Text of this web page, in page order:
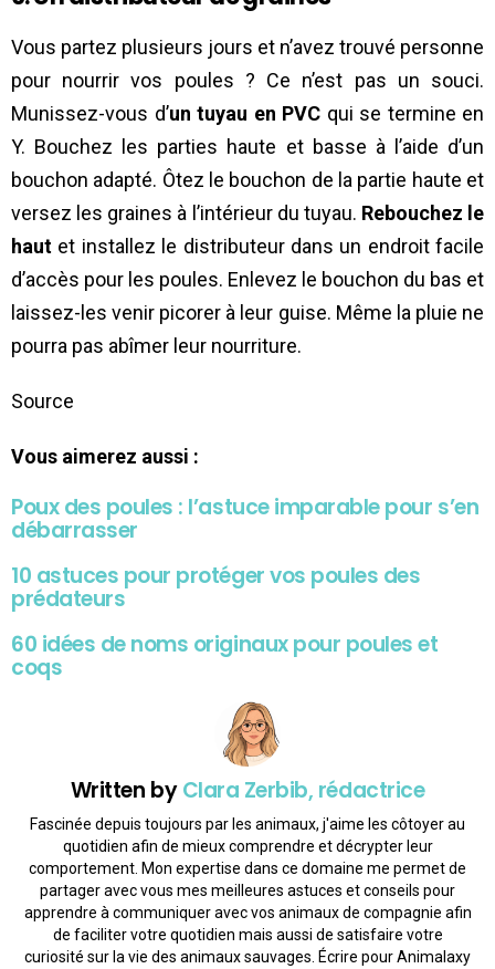
Vous partez plusieurs jours et n’avez trouvé personne
pour nourrir vos poules ? Ce n’est pas un souci.
Munissez-vous d’un tuyau en PVC qui se termine en
Y. Bouchez les parties haute et basse à l’aide d’un
bouchon adapté. Ôtez le bouchon de la partie haute et
versez les graines à l’intérieur du tuyau. Rebouchez le
haut et installez le distributeur dans un endroit facile
d’accès pour les poules. Enlevez le bouchon du bas et
laissez-les venir picorer à leur guise. Même la pluie ne
pourra pas abîmer leur nourriture.
Source
Vous aimerez aussi :
Poux des poules : l’astuce imparable pour s’en
débarrasser
10 astuces pour protéger vos poules des
prédateurs
60 idées de noms originaux pour poules et
coqs
Written byClara Zerbib, rédactrice
Fascinée depuis toujours par les animaux, j'aime les côtoyer au
quotidien afin de mieux comprendre et décrypter leur
comportement. Mon expertise dans ce domaine me permet de
partager avec vous mes meilleures astuces et conseils pour
apprendre à communiquer avec vos animaux de compagnie afin
de faciliter votre quotidien mais aussi de satisfaire votre
curiosité sur la vie des animaux sauvages. Écrire pour Animalaxy